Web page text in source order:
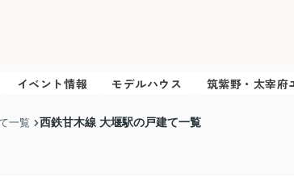
イベント情報 モデルハウス 筑紫野・太宰府
一覧 西鉄甘木線 大堰駅の戸建て一覧